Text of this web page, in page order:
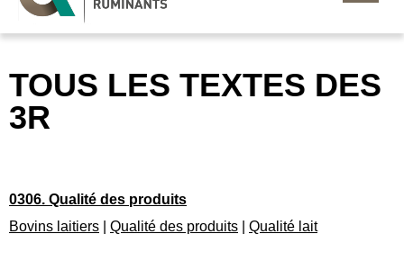
TOUS LES TEXTES DES
3R
0306. Qualité des produits
Bovins laitiers
Qualité des produits Qualité lait